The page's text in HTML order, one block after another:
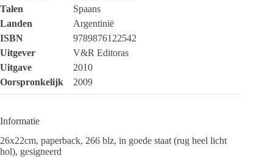
Talen
Spaans
Landen
Argentinië
ISBN
9789876122542
Uitgever
V&R Editoras
Uitgave
2010
Oorspronkelijk
2009
Informatie
26x22cm, paperback, 266 blz, in goede staat (rug heel licht
hol), gesigneerd